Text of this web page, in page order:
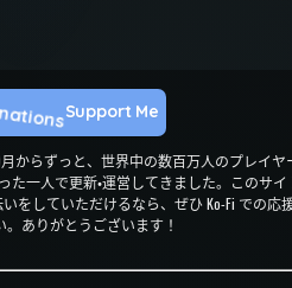
からずっと、世界中の数百万人のプレイヤ
た一人で更新・運営してきました。このサイ
をしていただけるなら、ぜひ Ko-Fi での応
ありがとうございます！
Support Me